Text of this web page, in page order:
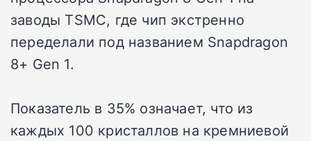
заводы TSMC, где чип экстренно
переделали под названием Snapdragon
8+ Gen 1.
Показатель в 35% означает, что из
каждых 100 кристаллов на кремниевой